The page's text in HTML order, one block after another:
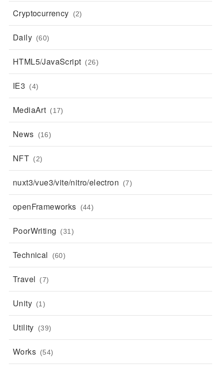
Cryptocurrency (2)
Daily (60)
HTML5/JavaScript (26)
IE3 (4)
MediaArt (17)
News (16)
NFT (2)
nuxt3/vue3/vite/nitro/electron (7)
openFrameworks (44)
PoorWriting (31)
Technical (60)
Travel (7)
Unity (1)
Utility (39)
Works (54)